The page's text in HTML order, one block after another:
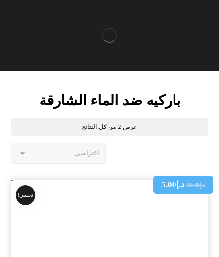
باركيه ضد الماء الشارقة
عرض ⁦2⁩ من كل النتائج
تخفيض!
د.إ10.00 د.إ 5.00